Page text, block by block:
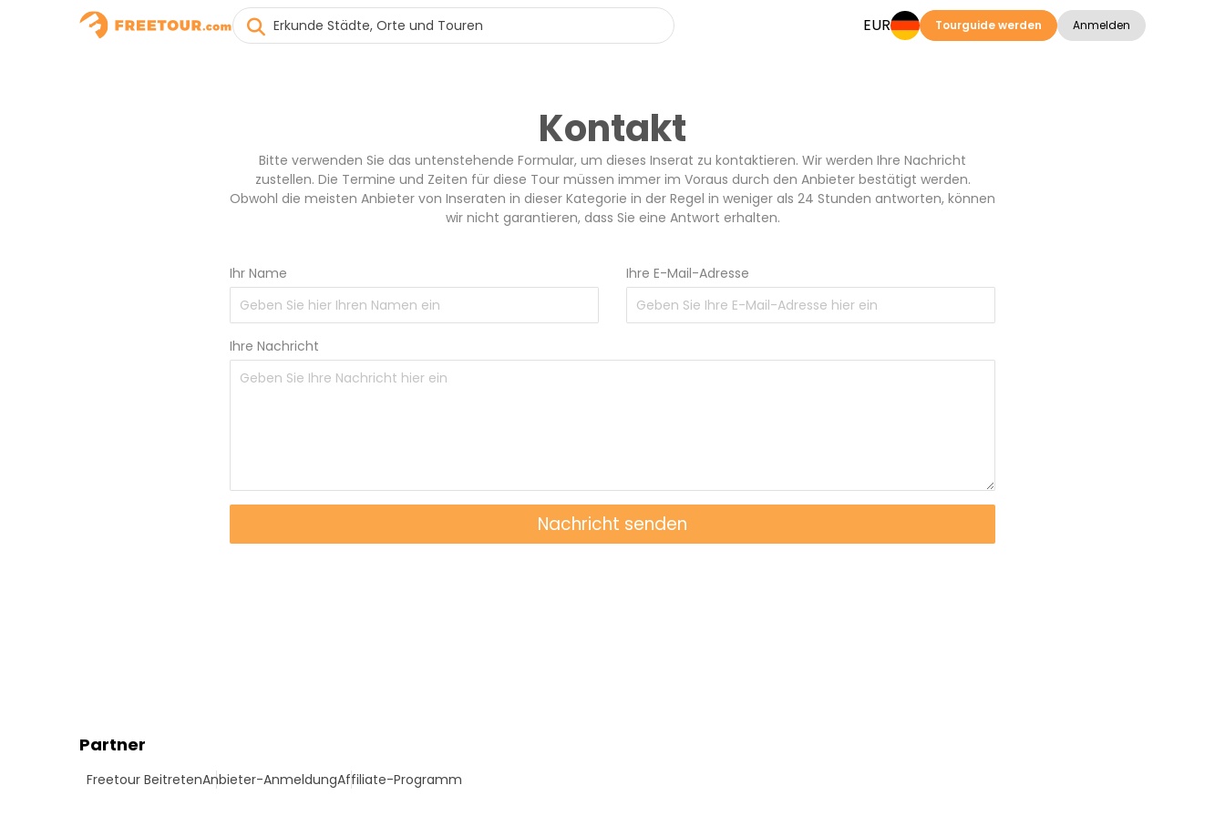
EUR Tourguide werden Anmelden
Kontakt
Bitte verwenden Sie das untenstehende Formular, um dieses Inserat zu kontaktieren. Wir werden Ihre Nachricht
zustellen. Die Termine und Zeiten für diese Tour müssen immer im Voraus durch den Anbieter bestätigt werden.
Obwohl die meisten Anbieter von Inseraten in dieser Kategorie in der Regel in weniger als 24 Stunden antworten, können
wir nicht garantieren, dass Sie eine Antwort erhalten.
Ihr Name Ihre E-Mail-Adresse
Ihre Nachricht
Nachricht senden
Partner
Freetour BeitretenAnbieter-AnmeldungAffiliate-Programm